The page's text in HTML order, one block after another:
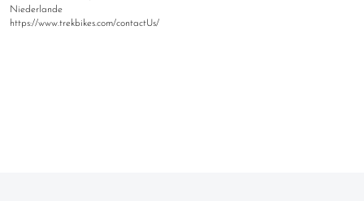
Niederlande
https://www.trekbikes.com/contactUs/